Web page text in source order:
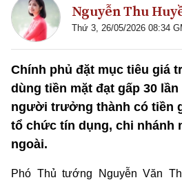
Nguyễn Thu
Thứ 3, 26/05/2026 08:34
Chính phủ đặt mục tiêu giá
dùng tiền mặt đạt gấp 30 lần
người trưởng thành có tiền
tổ chức tín dụng, chi nhánh
ngoài.
Phó Thủ tướng Nguyễn Văn